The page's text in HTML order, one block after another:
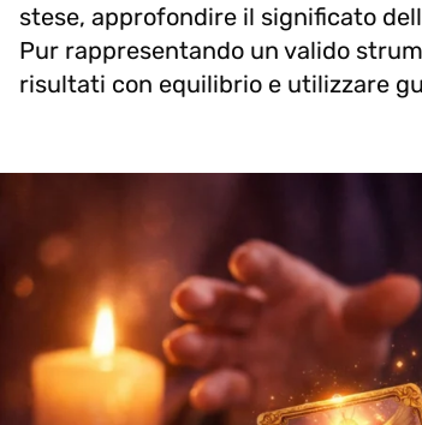
stese, approfondire il significato
Pur rappresentando un valido
risultati con equilibrio e utilizzare